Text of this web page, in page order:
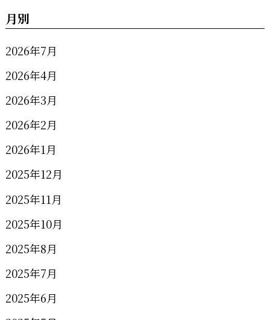
月別
2026年7月
2026年4月
2026年3月
2026年2月
2026年1月
2025年12月
2025年11月
2025年10月
2025年8月
2025年7月
2025年6月